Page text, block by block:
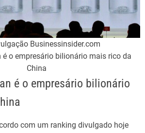
Businessinsider.com
o empresário bilionário mais rico da
China
é o empresário bilionário
com um ranking divulgado hoje